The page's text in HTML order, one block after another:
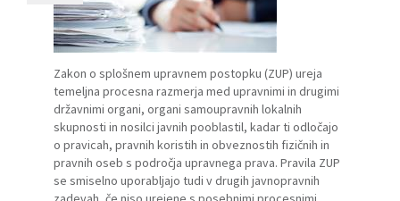
Zakon o splošnem upravnem postopku (ZUP) ureja
temeljna procesna razmerja med upravnimi in drugimi
državnimi organi, organi samoupravnih lokalnih
skupnosti in nosilci javnih pooblastil, kadar ti odločajo
o pravicah, pravnih koristih in obveznostih fizičnih in
pravnih oseb s področja upravnega prava. Pravila ZUP
se smiselno uporabljajo tudi v drugih javnopravnih